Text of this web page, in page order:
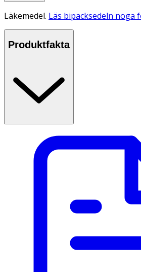
Läkemedel. Läs bipacksedeln noga
Produktfakta